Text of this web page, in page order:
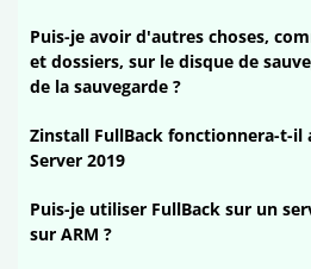
Puis-je avoir d'autres choses,
et dossiers, sur le disque de
de la sauvegarde ?
Zinstall FullBack fonctionnera-t-il
Server 2019
Puis-je utiliser FullBack sur un
sur ARM ?